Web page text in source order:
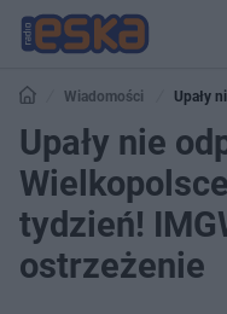
Wiadomości
Upały
tydzień! IMGW przedłużyło
Upały nie
tydzień!
ostrzeżenie